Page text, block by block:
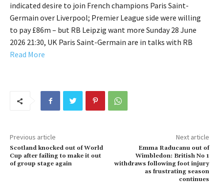
indicated desire to join French champions Paris Saint-
Germain over Liverpool; Premier League side were willing
to pay £86m – but RB Leipzig want more Sunday 28 June
2026 21:30, UK Paris Saint-Germain are in talks with RB
Read More
Previous article
Scotland knocked out of World
Cup after failing to make it out
of group stage again
Next article
Emma Raducanu out of
Wimbledon: British No 1
withdraws following foot injury
as frustrating season
continues